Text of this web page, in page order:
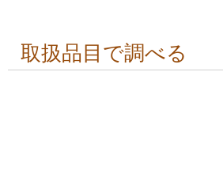
取扱品目で調べる